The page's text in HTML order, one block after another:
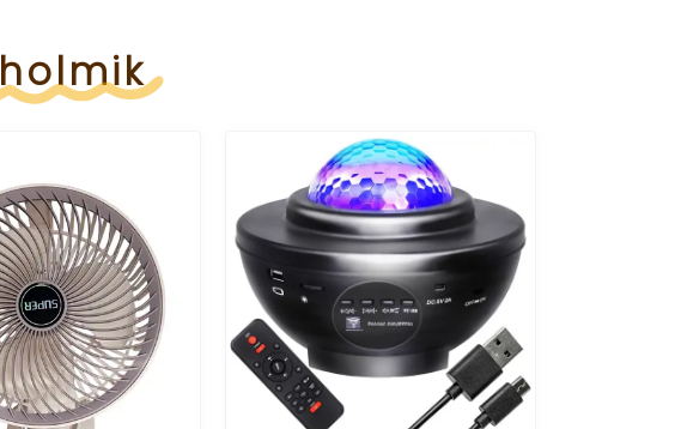
holmik
Jingong
KOS-26016 vezeték nélküli